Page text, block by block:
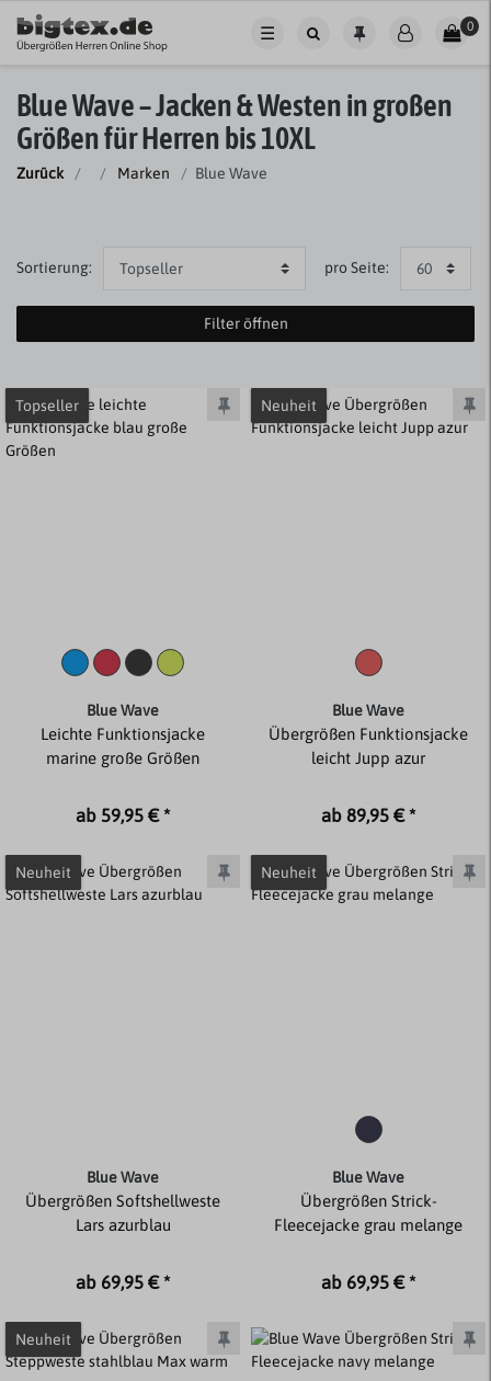
☰ 0
Blue Wave – Jacken & Westen in großen
Größen für Herren bis 10XL
Zurück Marken Blue Wave
Sortierung: pro Seite:
Filter öffnen
Topseller
Blue Wave
Leichte Funktionsjacke
marine große Größen
ab 59,95 € *
Neuheit
Blue Wave
Übergrößen Funktionsjacke
leicht Jupp azur
ab 89,95 € *
Neuheit
Blue Wave
Übergrößen Softshellweste
Lars azurblau
ab 69,95 € *
Neuheit
Blue Wave
Übergrößen Strick-
Fleecejacke grau melange
ab 69,95 € *
Neuheit